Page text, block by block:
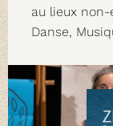
au lieux non-
Danse,